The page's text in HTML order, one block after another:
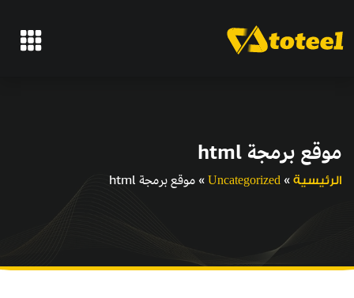
موقع برمجة html
الرئيسية »
Uncategorized
» موقع برمجة html